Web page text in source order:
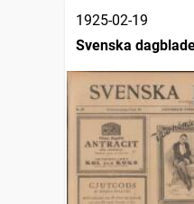
1925-02-19
Svenska